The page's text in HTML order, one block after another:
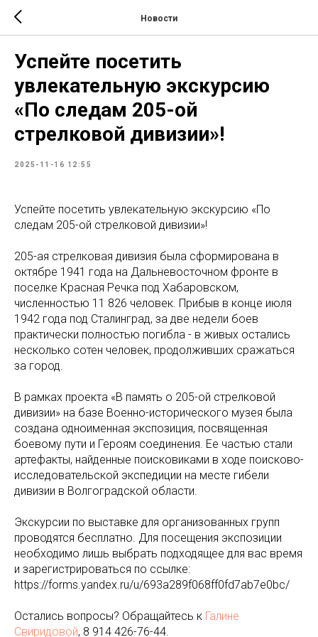
Новости
Успейте посетить
увлекательную экскурсию
«По следам 205-ой
стрелковой дивизии»!
2025-11-16 12:55
Успейте посетить увлекательную экскурсию «По
следам 205-ой стрелковой дивизии»!
205-ая стрелковая дивизия была сформирована в
октябре 1941 года на Дальневосточном фронте в
поселке Красная Речка под Хабаровском,
численностью 11 826 человек. Прибыв в конце июля
1942 года под Сталинград, за две недели боев
практически полностью погибла - в живых остались
несколько сотен человек, продолживших сражаться
за город.
В рамках проекта «В память о 205-ой стрелковой
дивизии» на базе Военно-исторического музея была
создана одноименная экспозиция, посвященная
боевому пути и Героям соединения. Ее частью стали
артефакты, найденные поисковиками в ходе поисково-
исследовательской экспедиции на месте гибели
дивизии в Волгоградской области.
Экскурсии по выставке для организованных групп
проводятся бесплатно. Для посещения экспозиции
необходимо лишь выбрать подходящее для вас время
и зарегистрироваться по ссылке:
https://forms.yandex.ru/u/693a289f068ff0fd7ab7e0bc/
Остались вопросы? Обращайтесь к Галине
Свиридовой, 8 914 426-76-44.